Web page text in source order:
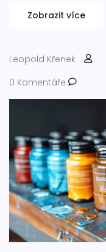
sféře.Zobrazit více
Leopold Křenek
0 Komentáře